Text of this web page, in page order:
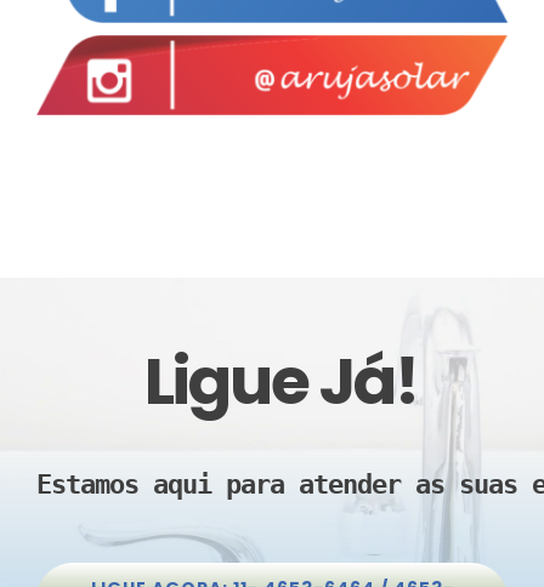
Ligue Já!
Estamos aqui para atender as